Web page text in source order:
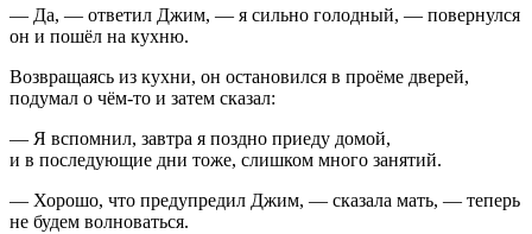
— Да, — ответил Джим, — я сильно голодный, — повернулся
он и пошёл на кухню.
Возвращаясь из кухни, он остановился в проёме дверей,
подумал о чём-то и затем сказал:
— Я вспомнил, завтра я поздно приеду домой,
и в последующие дни тоже, слишком много занятий.
— Хорошо, что предупредил Джим, — сказала мать, — теперь
не будем волноваться.